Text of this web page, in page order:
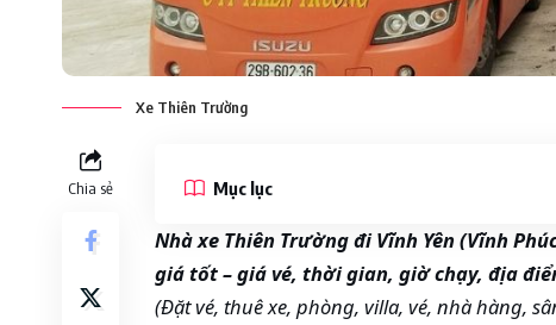
Xe Thiên Trường
Chia sẻ Mục lục
Nhà xe Thiên Trường đi Vĩnh Yên (Vĩnh
giá tốt – giá vé, thời gian, giờ chạy, địa
(Đặt vé, thuê xe, phòng, villa, vé, nhà hàng,